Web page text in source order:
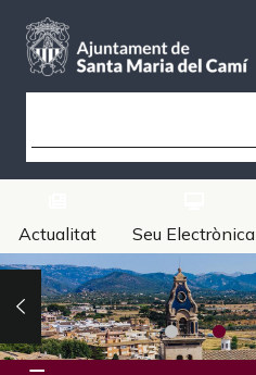
Inhalt
Actualitat Seu Electrònica